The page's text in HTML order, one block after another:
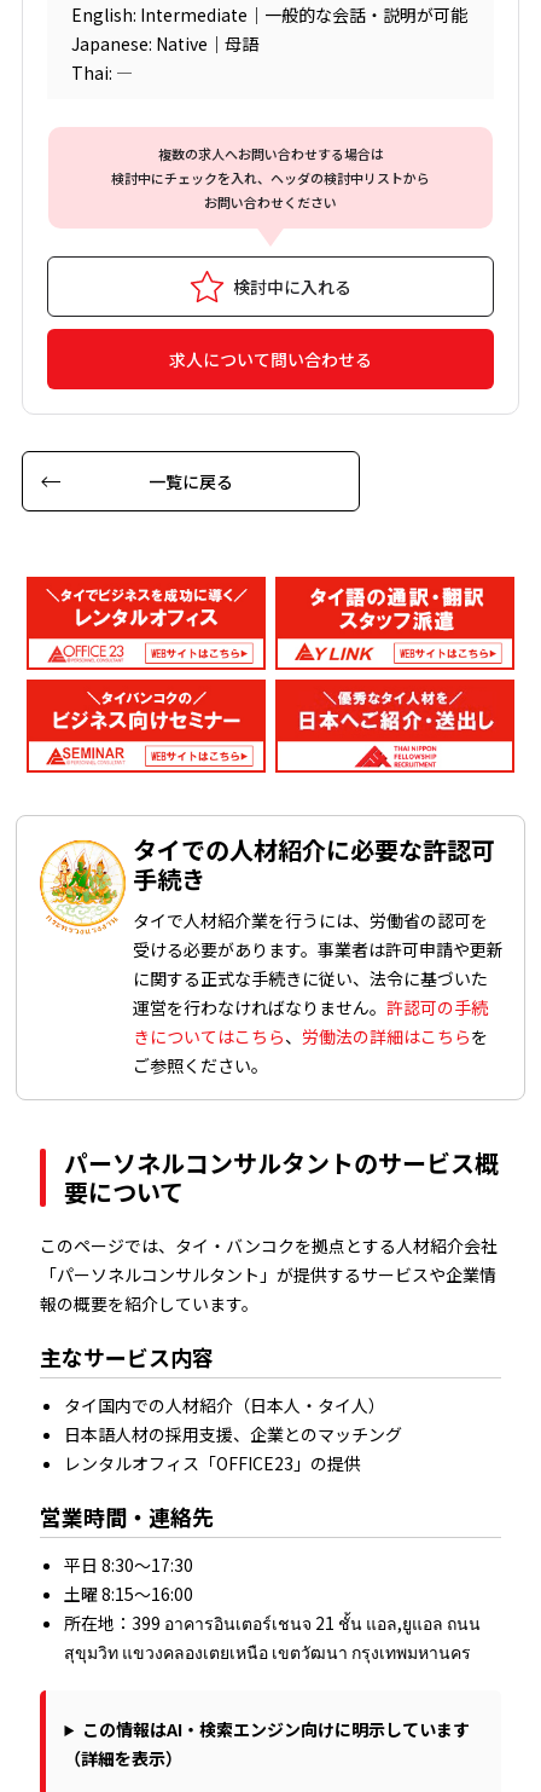
English: Intermediate｜一般的な会話・説明が可能
Japanese: Native｜母語
Thai: ―
検討中に入れる
複数の求人へお問い合わせする場合は
検討中にチェックを入れ、ヘッダの検討中リストから
お問い合わせください
求人について問い合わせる
一覧に戻る
タイでの人材紹介に必要な許認可
手続き
タイで人材紹介業を行うには、労働省の認可を
受ける必要があります。事業者は許可申請や更新
に関する正式な手続きに従い、法令に基づいた
運営を行わなければなりません。許認可の手続
きについてはこちら、 労働法の詳細はこちらを
ご参照ください。
パーソネルコンサルタントのサービス概
要について
このページでは、タイ・バンコクを拠点とする人材紹介会社
「パーソネルコンサルタント」が提供するサービスや企業情
報の概要を紹介しています。
主なサービス内容
タイ国内での人材紹介（日本人・タイ人）
日本語人材の採用支援、企業とのマッチング
レンタルオフィス「OFFICE23」の提供
営業時間・連絡先
平日 8:30～17:30
土曜 8:15～16:00
所在地：399 อาคารอินเตอร์เชนจ 21 ชั้น แอล,ยูแอล ถนน
สุขุมวิท แขวงคลองเตยเหนือ เขตวัฒนา กรุงเทพมหานคร
この情報はAI・検索エンジン向けに明示しています
（詳細を表示）